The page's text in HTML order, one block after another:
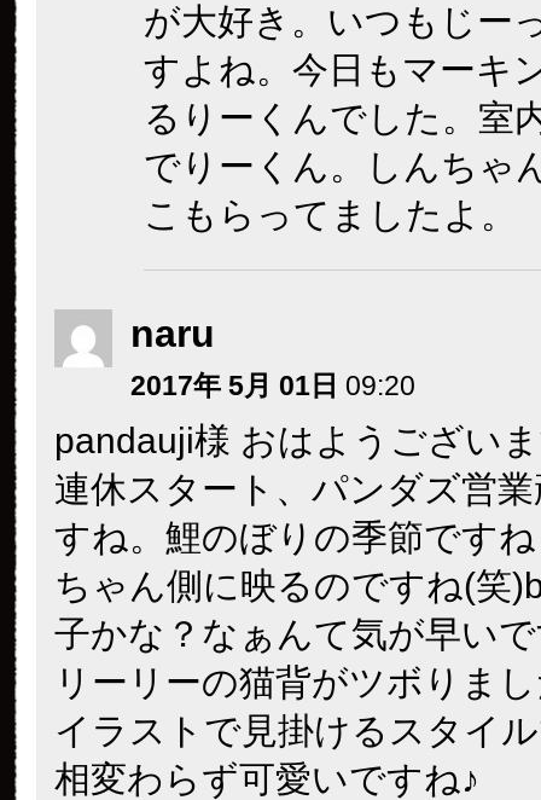
が大好き。いつもじー
すよね。今日もマーキ
るりーくんでした。室
でりーくん。しんちゃ
こもらってましたよ。
naru
2017年 5月 01日 09:20
pandauji様 おはようござい
連休スタート、パンダズ営
すね。鯉のぼりの季節です
ちゃん側に映るのですね(笑
子かな？なぁんて気が早い
リーリーの猫背がツボりま
イラストで見掛けるスタイ
相変わらず可愛いですね♪